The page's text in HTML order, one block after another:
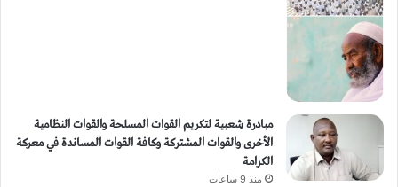
مبادرة شعبية لتكريم القوات المسلحة والقوات النظامية
الأخرى والقوات المشتركة وكافة القوات المساندة في معركة
الكرامة
منذ 9 ساعات